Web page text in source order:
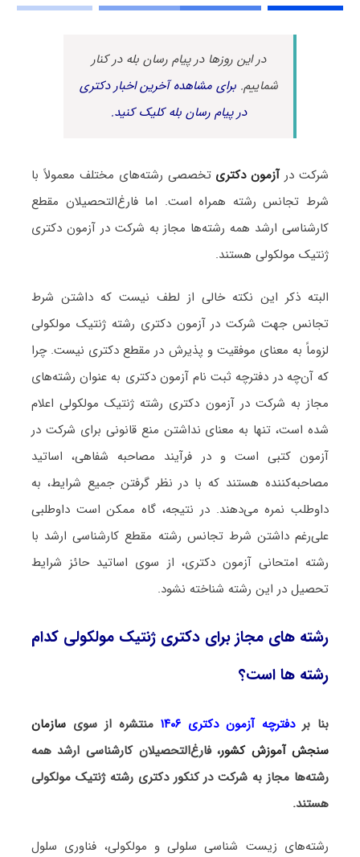
در این روزها در پیام رسان بله در کنار
شماییم.برای مشاهده آخرین اخبار دکتری
در پیام رسان بله کلیک کنید.
شرکت درآزمون دکتری تخصصی رشته‌های مختلف معمولاً با
شرط تجانس رشته همراه است. اما فارغ‌التحصیلان مقطع
کارشناسی ارشد همه رشته‌ها مجاز به شرکت در آزمون دکتری
ژنتیک مولکولی هستند.
البته ذکر این نکته خالی از لطف نیست که داشتن شرط
تجانس جهت شرکت در آزمون دکتری رشته ژنتیک مولکولی
لزوماً به معنای موفقیت و پذیرش در مقطع دکتری نیست. چرا
که آن‌چه در دفترچه ثبت نام آزمون دکتری به عنوان رشته‌های
مجاز به شرکت در آزمون دکتری رشته ژنتیک مولکولی اعلام
شده است، تنها به معنای نداشتن منع قانونی برای شرکت در
آزمون کتبی است و در فرآیند مصاحبه شفاهی، اساتید
مصاحبه‌کننده هستند که با در نظر گرفتن جمیع شرایط، به
داوطلب نمره می‌دهند. در نتیجه، گاه ممکن است داوطلبی
علی‌رغم داشتن شرط تجانس رشته مقطع کارشناسی ارشد با
رشته امتحانی آزمون دکتری، از سوی اساتید حائز شرایط
تحصیل در این رشته شناخته نشود.
رشته های مجاز برای دکتری ژنتیک مولکولی کدام
رشته ها است؟
بنا بردفترچه آزمون دکتری ۱۴۰۶ منتشره از سویسازمان
سنجش آموزش کشور، فارغ‌التحصیلان کارشناسی ارشد همه
رشته‌ها مجاز به شرکت در کنکور دکتری رشته ژنتیک مولکولی
هستند.
رشته‌های زیست شناسی سلولی و مولکولی، فناوری سلول